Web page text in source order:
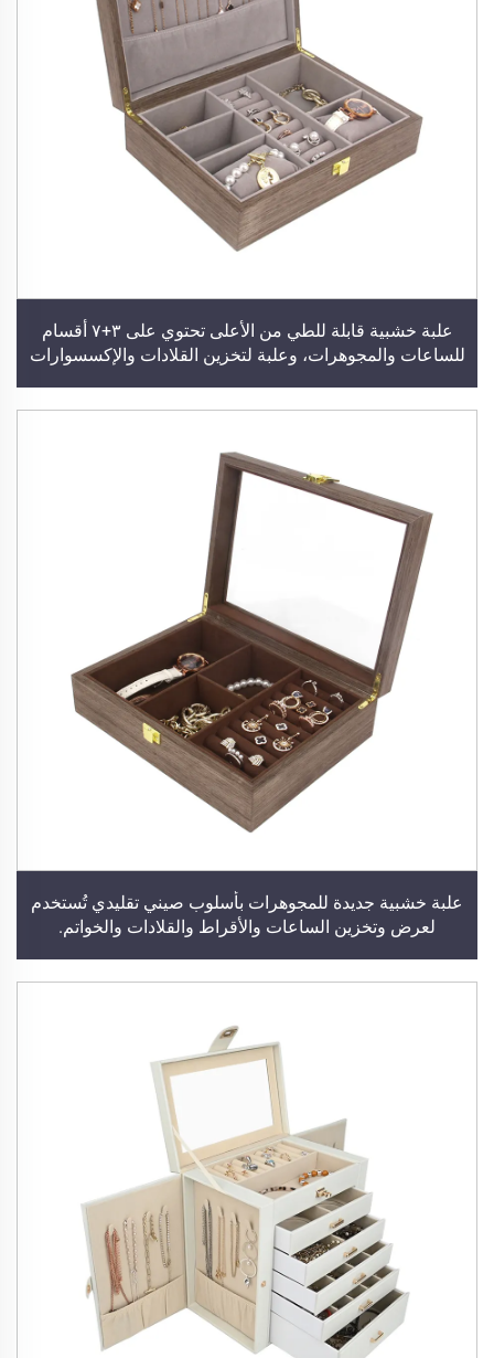
علبة خشبية قابلة للطي من الأعلى تحتوي على ٣+٧ أقسام
للساعات والمجوهرات، وعلبة لتخزين القلادات والإكسسوارات
علبة خشبية جديدة للمجوهرات بأسلوب صيني تقليدي تُستخدم
لعرض وتخزين الساعات والأقراط والقلادات والخواتم.